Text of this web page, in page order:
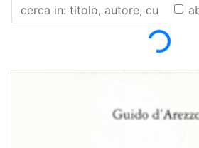
Loading...